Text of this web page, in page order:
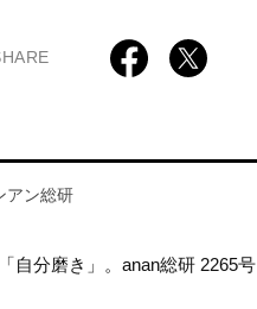
アン総研
自分磨き」。anan総研 2265号